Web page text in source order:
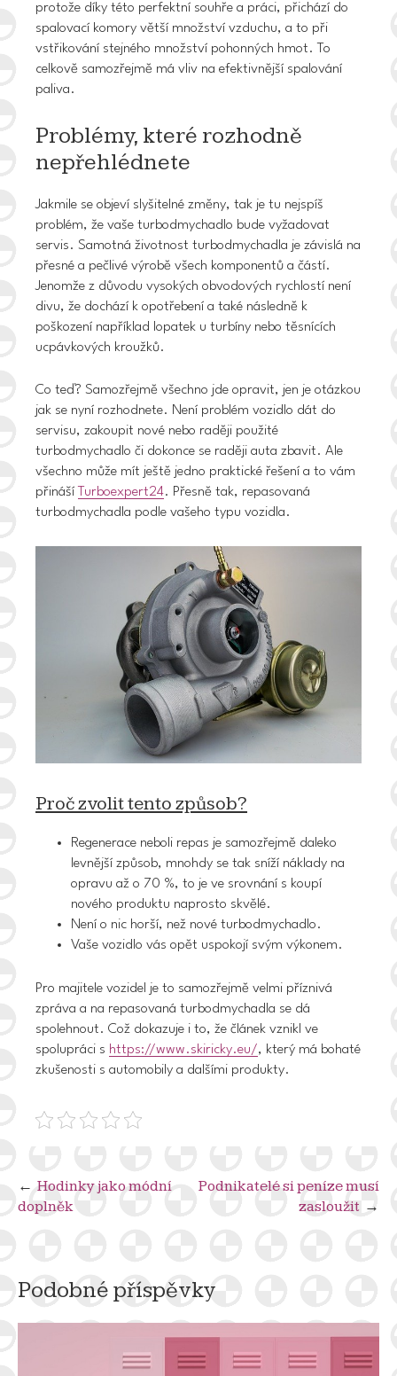
protože díky této perfektní souhře a práci, přichází do
spalovací komory větší množství vzduchu, a to při
vstřikování stejného množství pohonných hmot. To
celkově samozřejmě má vliv na efektivnější spalování
paliva.
Problémy, které rozhodně
nepřehlédnete
Jakmile se objeví slyšitelné změny, tak je tu nejspíš
problém, že vaše turbodmychadlo bude vyžadovat
servis. Samotná životnost turbodmychadla je závislá na
přesné a pečlivé výrobě všech komponentů a částí.
Jenomže z důvodu vysokých obvodových rychlostí není
divu, že dochází k opotřebení a také následně k
poškození například lopatek u turbíny nebo těsnících
ucpávkových kroužků.
Co teď? Samozřejmě všechno jde opravit, jen je otázkou
jak se nyní rozhodnete. Není problém vozidlo dát do
servisu, zakoupit nové nebo raději použité
turbodmychadlo či dokonce se raději auta zbavit. Ale
všechno může mít ještě jedno praktické řešení a to vám
přináší
Turboexpert24. Přesně tak, repasovaná
turbodmychadla podle vašeho typu vozidla.
Proč zvolit tento způsob?
Regenerace neboli repas je samozřejmě daleko
levnější způsob, mnohdy se tak sníží náklady na
opravu až o 70 %, to je ve srovnání s koupí
nového produktu naprosto skvělé.
Není o nic horší, než nové turbodmychadlo.
Vaše vozidlo vás opět uspokojí svým výkonem.
Pro majitele vozidel je to samozřejmě velmi příznivá
zpráva a na repasovaná turbodmychadla se dá
spolehnout. Což dokazuje i to, že článek vznikl ve
spolupráci s https://www.skiricky.eu/, který má bohaté
zkušenosti s automobily a dalšími produkty.
Navigace
pro
Hodinky jako módní
doplněk
Podnikatelé si peníze musí
zasloužit
Podobné příspěvky